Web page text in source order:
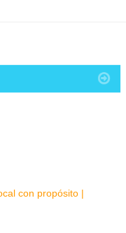
con propósito |